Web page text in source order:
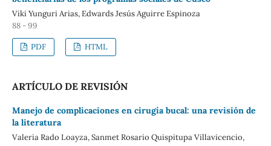
Viki Yunguri Arias, Edwards Jesús Aguirre Espinoza
88 - 99
PDF HTML
ARTÍCULO DE REVISIÓN
Manejo de complicaciones en cirugía bucal: una revisión de
la literatura
Valeria Rado Loayza, Sanmet Rosario Quispitupa Villavicencio,